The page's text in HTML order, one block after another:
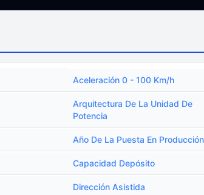
Aceleración 0 - 100 Km/h
Arquitectura De La Unidad De
Potencia
Año De La Puesta En Producción
Capacidad Depósito
Dirección Asistida